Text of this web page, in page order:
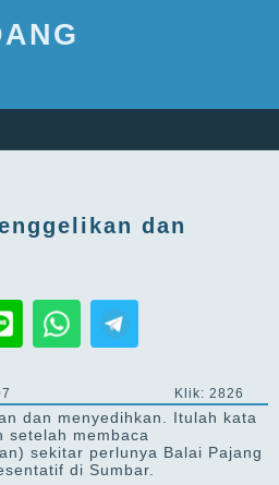
dan
Klik: 2826
dan menyedihkan. Itulah kata
setelah membaca
sekitar perlunya Balai Pajang
di Sumbar.